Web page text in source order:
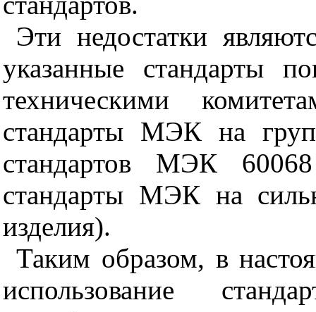
Эти недостатки
указанные стандарты
техническими
стандарты МЭК на
стандартов МЭК
стандарты МЭК на
изделия).
Таким образом, в
использование